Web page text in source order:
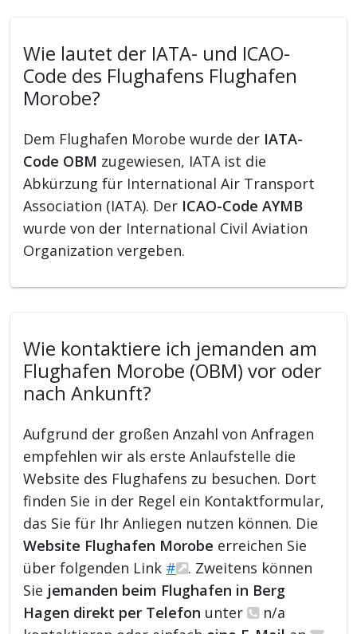
Wie lautet der IATA- und ICAO-
Code des Flughafens Flughafen
Morobe?
Dem Flughafen Morobe wurde der IATA-
Code OBM zugewiesen, IATA ist die
Abkürzung für International Air Transport
Association (IATA). Der ICAO-Code AYMB
wurde von der International Civil Aviation
Organization vergeben.
Wie kontaktiere ich jemanden am
Flughafen Morobe (OBM) vor oder
nach Ankunft?
Aufgrund der großen Anzahl von Anfragen
empfehlen wir als erste Anlaufstelle die
Website des Flughafens zu besuchen. Dort
finden Sie in der Regel ein Kontaktformular,
das Sie für Ihr Anliegen nutzen können. Die
Website Flughafen Morobe erreichen Sie
über folgenden Link #
. Zweitens können
Sie jemanden beim Flughafen in Berg
Hagen direkt per Telefon unter
n/a